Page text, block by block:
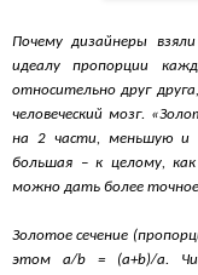
Почему дизайнеры
идеалу пропорции
относительно друг
человеческий мозг.
на 2 части, меньшую и
большая – к целому,
можно дать более точное
Золотое сечение
этом a/b = (a+b)/a.